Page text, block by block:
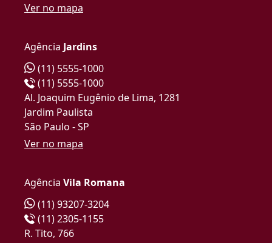
Ver no mapa
Agência Jardins
(11) 5555-1000
(11) 5555-1000
Al. Joaquim Eugênio de Lima, 1281
Jardim Paulista
São Paulo - SP
Ver no mapa
Agência Vila Romana
(11) 93207-3204
(11) 2305-1155
R. Tito, 766